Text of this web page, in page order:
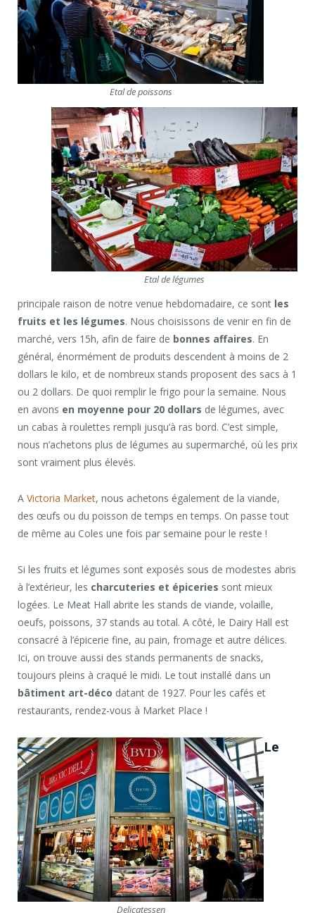
Etal de poissons
Etal de légumes
principale raison de notre venue hebdomadaire, ce sont les
fruits et les légumes. Nous choisissons de venir en fin de
marché, vers 15h, afin de faire de bonnes affaires. En
général, énormément de produits descendent à moins de 2
dollars le kilo, et de nombreux stands proposent des sacs à 1
ou 2 dollars. De quoi remplir le frigo pour la semaine. Nous
en avons en moyenne pour 20 dollars de légumes, avec
un cabas à roulettes rempli jusqu’à ras bord. C’est simple,
nous n’achetons plus de légumes au supermarché, où les prix
sont vraiment plus élevés.
A Victoria Market, nous achetons également de la viande,
des œufs ou du poisson de temps en temps. On passe tout
de même au Coles une fois par semaine pour le reste !
Si les fruits et légumes sont exposés sous de modestes abris
à l’extérieur, les charcuteries et épiceries sont mieux
logées. Le Meat Hall abrite les stands de viande, volaille,
oeufs, poissons, 37 stands au total. A côté, le Dairy Hall est
consacré à l’épicerie fine, au pain, fromage et autre délices.
Ici, on trouve aussi des stands permanents de snacks,
toujours pleins à craqué le midi. Le tout installé dans un
bâtiment art-déco datant de 1927. Pour les cafés et
restaurants, rendez-vous à Market Place !
Delicatessen
Le